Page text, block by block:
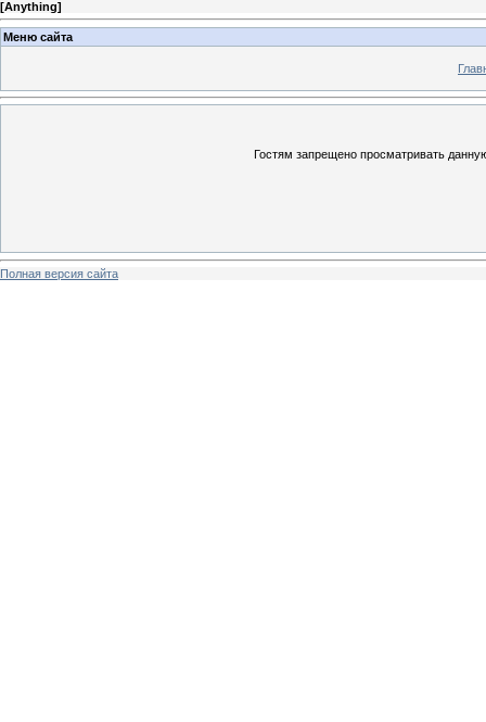
[Anything]
Меню сайта
Гостям запрещено просматривать
Полная версия сайта